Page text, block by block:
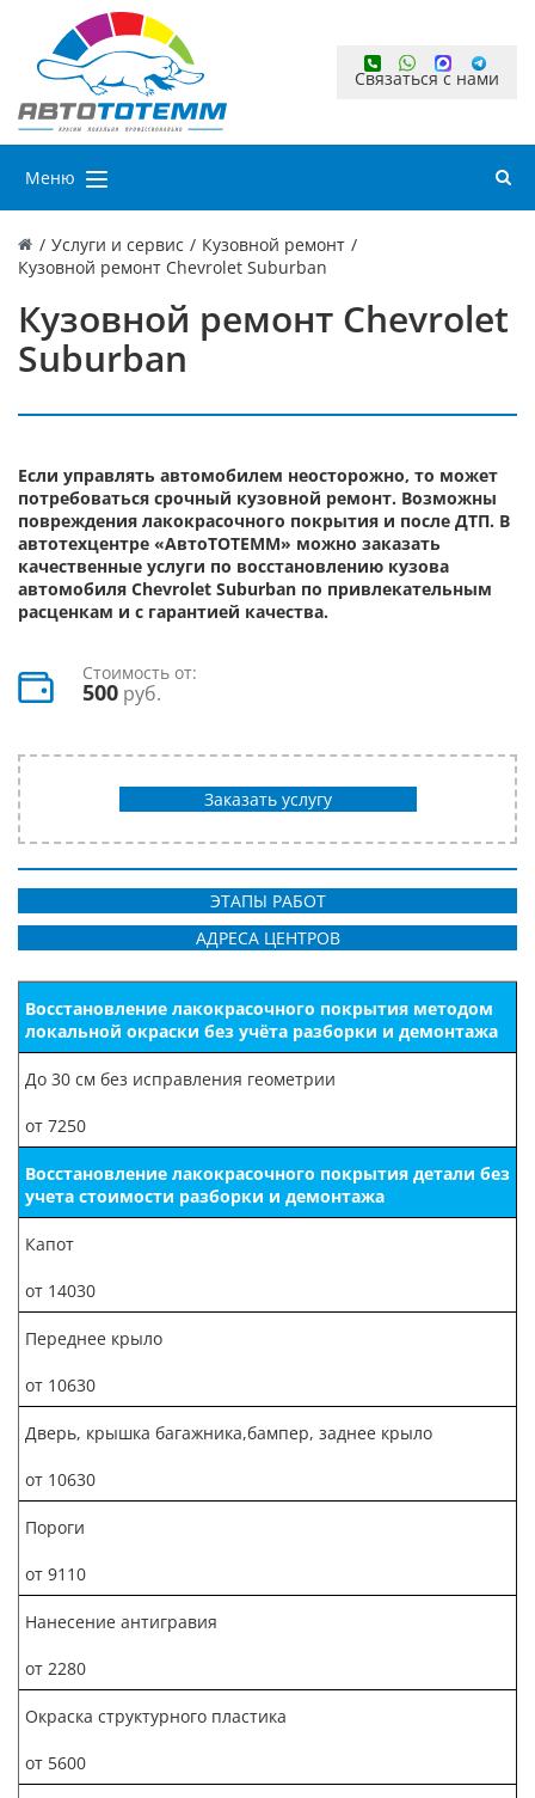
Связаться с нами
Меню
/ Услуги и сервис / Кузовной ремонт /
Кузовной ремонт Chevrolet Suburban
Кузовной ремонт Chevrolet
Suburban
Если управлять автомобилем неосторожно, то может
потребоваться срочный кузовной ремонт. Возможны
повреждения лакокрасочного покрытия и после ДТП. В
автотехцентре «АвтоТОТЕММ» можно заказать
качественные услуги по восстановлению кузова
автомобиля Chevrolet Suburban по привлекательным
расценкам и с гарантией качества.
Стоимость от:
500 руб.
Заказать услугу
ЭТАПЫ РАБОТ
АДРЕСА ЦЕНТРОВ
Восстановление лакокрасочного покрытия методом
локальной окраски без учёта разборки и демонтажа
До 30 см без исправления геометрии
от 7250
Восстановление лакокрасочного покрытия детали без
учета стоимости разборки и демонтажа
Капот
от 14030
Переднее крыло
от 10630
Дверь, крышка багажника,бампер, заднее крыло
от 10630
Пороги
от 9110
Нанесение антигравия
от 2280
Окраска структурного пластика
от 5600